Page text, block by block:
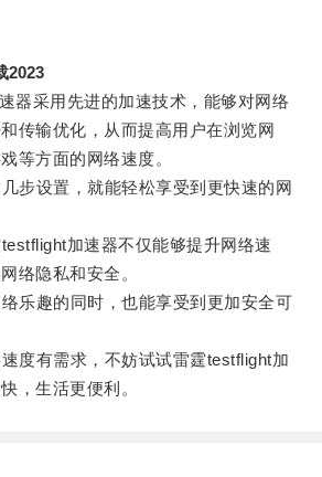
2023
采用先进的加速技术，能够对网络
传输优化，从而提高用户在浏览网
等方面的网络速度。
设置，就能轻松享受到更快速的网
加速器不仅能够提升网络速
络隐私和安全。
趣的同时，也能享受到更加安全可
有需求，不妨试试雷霆testflight加
，生活更便利。